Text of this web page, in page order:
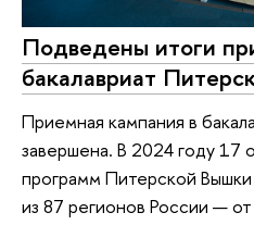
Подведены итоги
бакалавриат
Приемная кампания в
завершена. В 2024 году 17
программ Питерской
из 87 регионов России —